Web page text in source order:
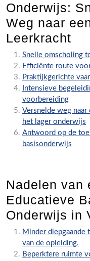
Onderwijs:
Weg naar
Leerkracht
Snelle omscholing
Efficiënte route
Praktijkgerichte
Intensieve
voorbereiding
Versnelde weg
het lager onderwijs
Antwoord op de
basisonderwijs
Nadelen van
Educatieve
Onderwijs in
Minder
van de opleiding.
Beperktere ruimte